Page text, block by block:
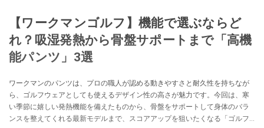
【ワークマンゴルフ】機能で選ぶならど
れ？吸湿発熱から骨盤サポートまで「高機
能パンツ」3選
ワークマンのパンツは、プロの職人が認める動きやすさと耐久性を持ちなが
ら、ゴルフウェアとしても使えるデザイン性の高さが魅力です。今回は、寒
い季節に嬉しい発熱機能を備えたものから、骨盤をサポートして身体のバラ
ンスを整えてくれる最新モデルまで、スコアアップを狙いたくなる「ゴルフ